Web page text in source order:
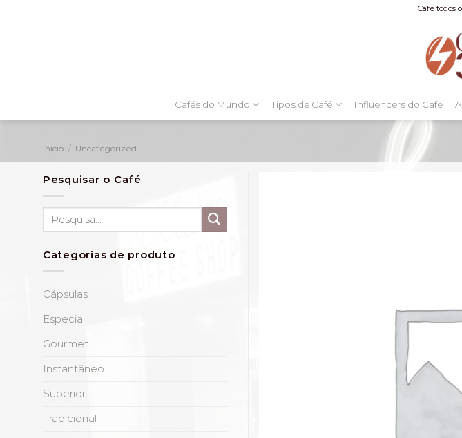
Café todos
Cafés do Mundo Tipos de Café Influencers do Café
Início / Uncategorized
Pesquisar o Café
Pesquisar
Categorias de produto
Cápsulas
Especial
Gourmet
Instantâneo
Superior
Tradicional